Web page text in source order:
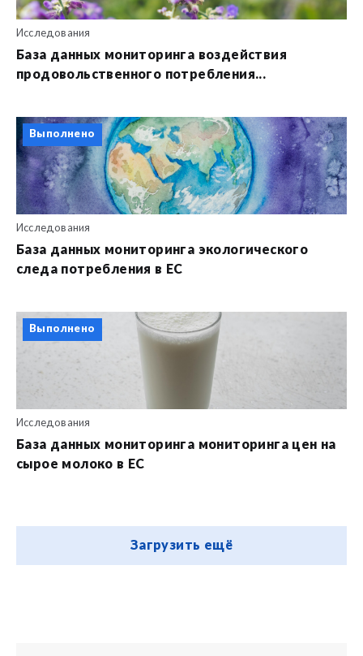
Исследования
База данных мониторинга воздействия
продовольственного потребления...
Выполнено
Исследования
База данных мониторинга экологического
следа потребления в ЕС
Выполнено
Исследования
База данных мониторинга мониторинга цен на
сырое молоко в ЕС
Загрузить ещё